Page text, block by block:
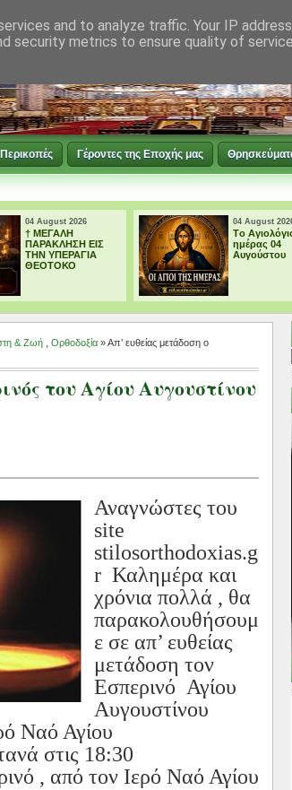
Γέροντες της Εποχής μας
04 August 2026
Tο Αγιολόγιο της
ημέρας 04
Αυγούστου
03 August
Tο
ημέρας 03
Αυγούστου
& Ζωή Ορθοδοξία » Απ’ ευθείας μετάδοση ο
του Αγίου Αυγουστίνου
Αναγνώστες του
site
stilosorthodoxias.g
r Καλημέρα και
χρόνια πολλά , θα
παρακολουθήσουμ
ε σε απ’ ευθείας
μετάδοση τον
Εσπερινό Αγίου
Αυγουστίνου
Ναό Αγίου
στις 18:30
, από τον Ιερό Ναό Αγίου
and to analyze traffic. Your IP
security metrics to ensure quality of